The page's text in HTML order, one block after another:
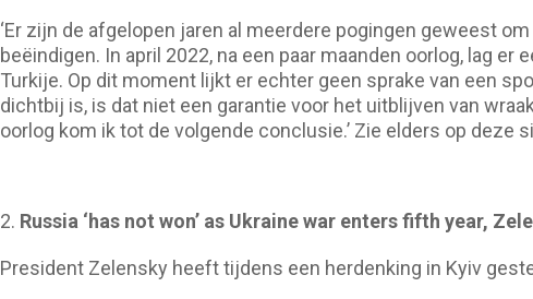
‘Er zijn de afgelopen jaren al meerdere pogingen geweest
beëindigen. In april 2022, na een paar maanden oorlog, lag
Turkije. Op dit moment lijkt er echter geen sprake van een
dichtbij is, is dat niet een garantie voor het uitblijven van
oorlog kom ik tot de volgende conclusie.’ Zie elders op deze
Russia ‘has not won’ as Ukraine war enters fifth year,
President Zelensky heeft tijdens een herdenking in Kyiv